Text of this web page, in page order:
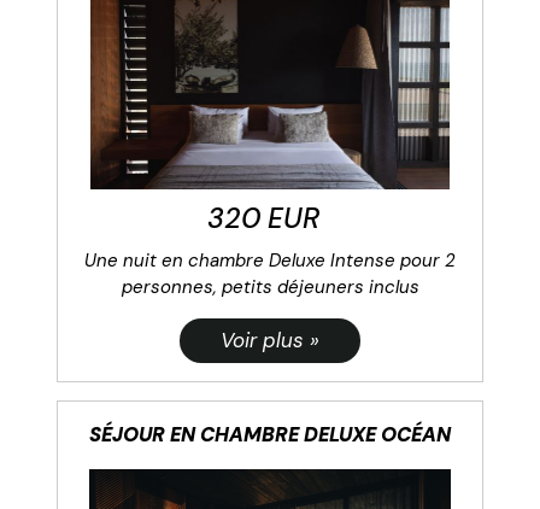
320 EUR
Une nuit en chambre Deluxe Intense pour 2
personnes, petits déjeuners inclus
SÉJOUR EN CHAMBRE DELUXE OCÉAN